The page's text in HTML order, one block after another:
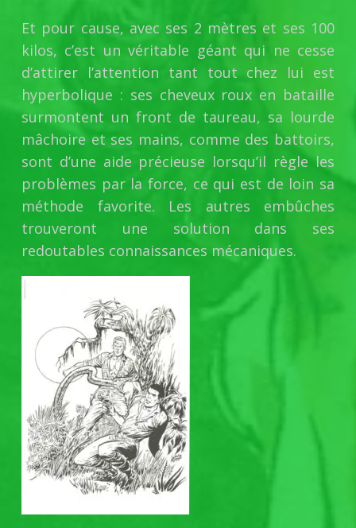
Et pour cause, avec ses 2 mètres et ses 100
kilos, c’est un véritable géant qui ne cesse
d’attirer l’attention tant tout chez lui est
hyperbolique : ses cheveux roux en bataille
surmontent un front de taureau, sa lourde
mâchoire et ses mains, comme des battoirs,
sont d’une aide précieuse lorsqu’il règle les
problèmes par la force, ce qui est de loin sa
méthode favorite. Les autres embûches
trouveront une solution dans ses
redoutables connaissances mécaniques.